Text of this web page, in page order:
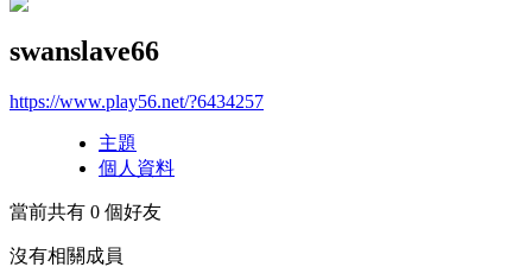
swanslave66
https://www.play56.net/?6434257
主題
個人資料
當前共有 0 個好友
沒有相關成員